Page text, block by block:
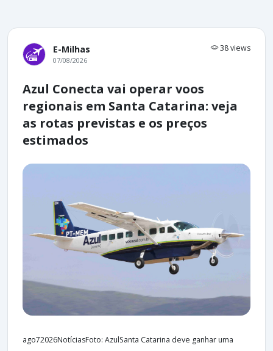
E-Milhas 38 views
07/08/2026
Azul Conecta vai operar voos
regionais em Santa Catarina: veja
as rotas previstas e os preços
estimados
ago72026NotíciasFoto: AzulSanta Catarina deve ganhar uma